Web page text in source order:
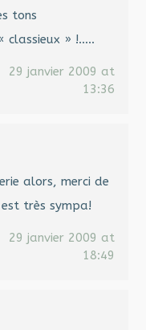
tons
classieux » !…..
29 janvier 2009 at
13:36
alors, merci de
très sympa!
29 janvier 2009 at
18:49